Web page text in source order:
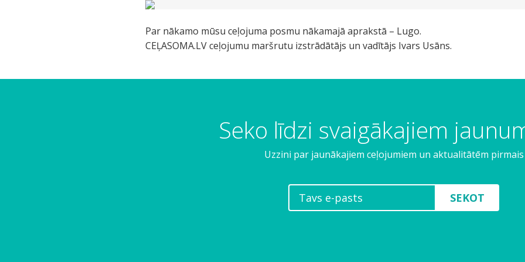
Par nākamo mūsu ceļojuma posmu nākamajā aprakstā – Lugo.
CEĻASOMA.LV ceļojumu maršrutu izstrādātājs un vadītājs Ivars Usāns.
Seko līdzi svaigākajiem
Uzzini par jaunākajiem ceļojumiem un aktualitātēm pirmais
SEKOT